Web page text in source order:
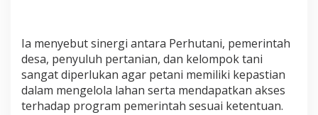
Ia menyebut sinergi antara Perhutani, pemerintah
desa, penyuluh pertanian, dan kelompok tani
sangat diperlukan agar petani memiliki kepastian
dalam mengelola lahan serta mendapatkan akses
terhadap program pemerintah sesuai ketentuan.